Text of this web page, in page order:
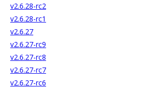
v2.6.28-rc2
v2.6.28-rc1
v2.6.27
v2.6.27-rc9
v2.6.27-rc8
v2.6.27-rc7
v2.6.27-rc6